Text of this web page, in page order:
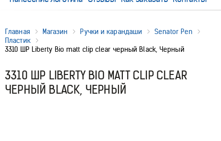
Главная Магазин Ручки и карандаши
Senator Pen
Пластик
3310 ШР Liberty Bio matt clip clear черный Black, Черный
3310 ШР LIBERTY BIO MATT CLIP CLEAR
ЧЕРНЫЙ BLACK, ЧЕРНЫЙ